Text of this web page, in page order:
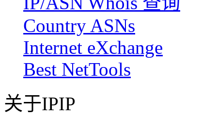
Country ASNs
Internet eXchange
Best NetTools
关于IPIP